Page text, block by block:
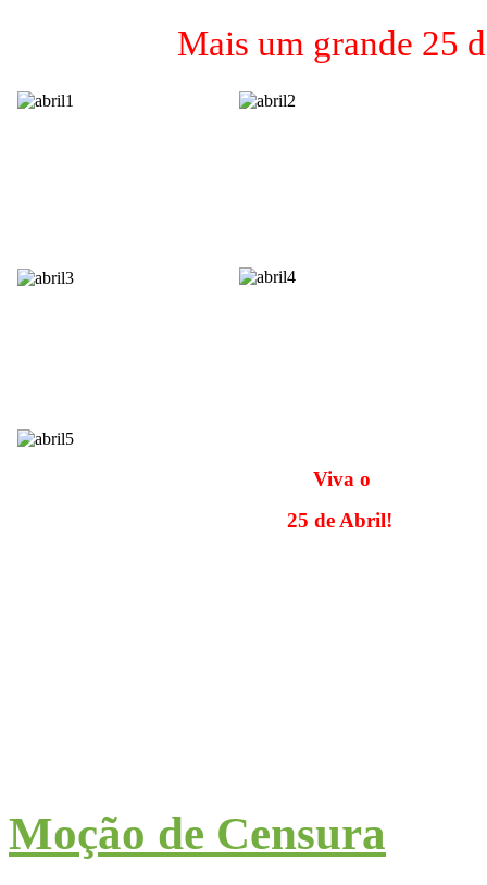
Mais um grande 25
Viva o
25 de Abril!
Moção de Censura